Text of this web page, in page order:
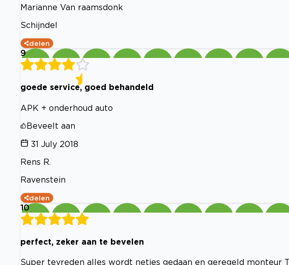
Marianne Van raamsdonk
Schijndel
delen
9
goede service, goed behandeld
APK + onderhoud auto
Beveelt aan
31 July 2018
Rens R.
Ravenstein
delen
10
perfect, zeker aan te bevelen
Super tevreden alles wordt netjes gedaan en geregeld monteur